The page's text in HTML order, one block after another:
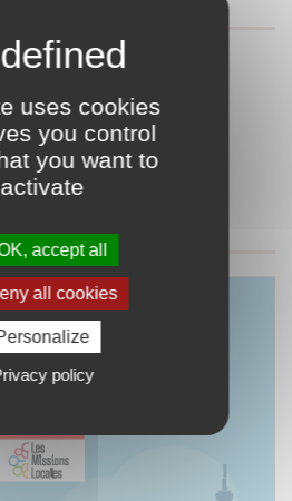
uses cookies
you control
you want to
activate
accept all
all cookies
policy